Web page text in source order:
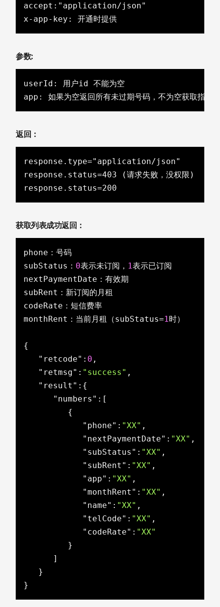
accept:"application/json"
x-app-key: 开通时提供
参数:
userId: 用户id 不能为空
app: 如果为空返回所有未过期号码，不为空获取指定
返回：
response.type="application/json"
response.status=403 (请求失败，没权限)
response.status=200
获取列表成功返回 ：
﻿﻿phone：号码
﻿﻿subStatus： 0表示未订阅， 1表示已订阅
﻿﻿nextPaymentDate：有效期
﻿﻿subRent：新订阅的月租
﻿﻿codeRate：短信费率
﻿﻿monthRent：当前月租（subStatus=1 时）
{
"retcode" : 0 ,
"retmsg" : "success" ,
"result" :{
"numbers" :[
         {
"phone" : "XX" ,
"nextPaymentDate" : "XX" ,
"subStatus" : "XX" ,
"subRent" : "XX" ,
"app" : "XX" ,
"monthRent" : "XX" ,
"name" : "XX" ,
"telCode" : "XX" ,
"codeRate" : "XX"
         }
      ]
   }
}